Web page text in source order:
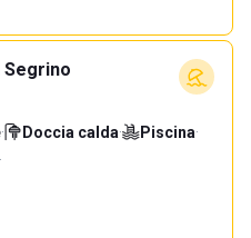
Segrino
· Doccia calda· Piscina·